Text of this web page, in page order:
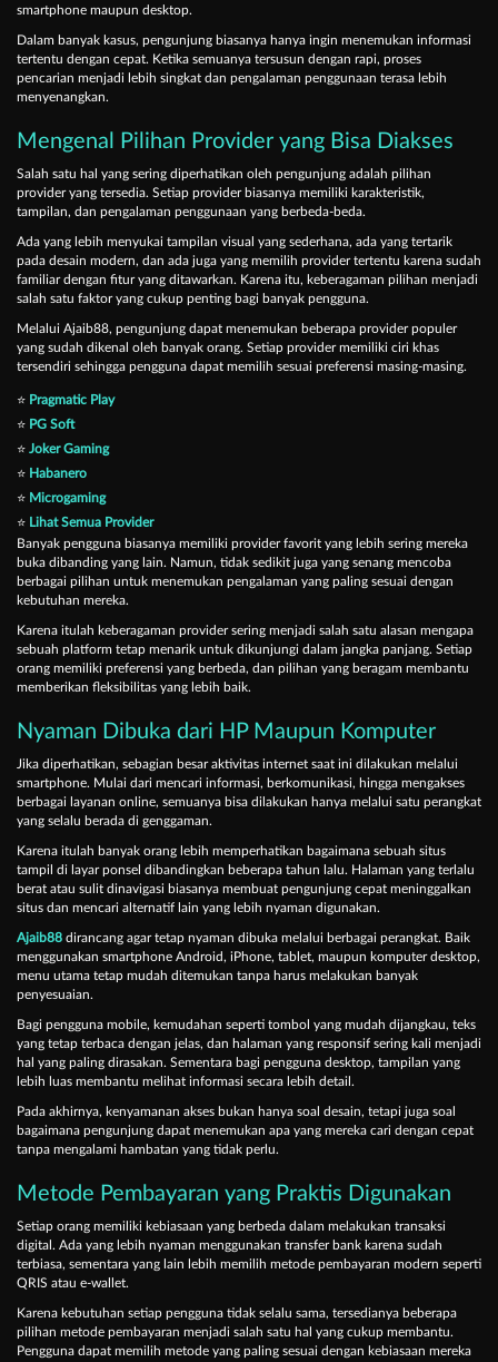
smartphone maupun desktop.
Dalam banyak kasus, pengunjung biasanya hanya ingin menemukan informasi
tertentu dengan cepat. Ketika semuanya tersusun dengan rapi, proses
pencarian menjadi lebih singkat dan pengalaman penggunaan terasa lebih
menyenangkan.
Mengenal Pilihan Provider yang Bisa Diakses
Salah satu hal yang sering diperhatikan oleh pengunjung adalah pilihan
provider yang tersedia. Setiap provider biasanya memiliki karakteristik,
tampilan, dan pengalaman penggunaan yang berbeda-beda.
Ada yang lebih menyukai tampilan visual yang sederhana, ada yang tertarik
pada desain modern, dan ada juga yang memilih provider tertentu karena sudah
familiar dengan fitur yang ditawarkan. Karena itu, keberagaman pilihan menjadi
salah satu faktor yang cukup penting bagi banyak pengguna.
Melalui Ajaib88, pengunjung dapat menemukan beberapa provider populer
yang sudah dikenal oleh banyak orang. Setiap provider memiliki ciri khas
tersendiri sehingga pengguna dapat memilih sesuai preferensi masing-masing.
⭐ Pragmatic Play
⭐ PG Soft
⭐ Joker Gaming
⭐ Habanero
⭐ Microgaming
⭐ Lihat Semua Provider
Banyak pengguna biasanya memiliki provider favorit yang lebih sering mereka
buka dibanding yang lain. Namun, tidak sedikit juga yang senang mencoba
berbagai pilihan untuk menemukan pengalaman yang paling sesuai dengan
kebutuhan mereka.
Karena itulah keberagaman provider sering menjadi salah satu alasan mengapa
sebuah platform tetap menarik untuk dikunjungi dalam jangka panjang. Setiap
orang memiliki preferensi yang berbeda, dan pilihan yang beragam membantu
memberikan fleksibilitas yang lebih baik.
Nyaman Dibuka dari HP Maupun Komputer
Jika diperhatikan, sebagian besar aktivitas internet saat ini dilakukan melalui
smartphone. Mulai dari mencari informasi, berkomunikasi, hingga mengakses
berbagai layanan online, semuanya bisa dilakukan hanya melalui satu perangkat
yang selalu berada di genggaman.
Karena itulah banyak orang lebih memperhatikan bagaimana sebuah situs
tampil di layar ponsel dibandingkan beberapa tahun lalu. Halaman yang terlalu
berat atau sulit dinavigasi biasanya membuat pengunjung cepat meninggalkan
situs dan mencari alternatif lain yang lebih nyaman digunakan.
Ajaib88 dirancang agar tetap nyaman dibuka melalui berbagai perangkat. Baik
menggunakan smartphone Android, iPhone, tablet, maupun komputer desktop,
menu utama tetap mudah ditemukan tanpa harus melakukan banyak
penyesuaian.
Bagi pengguna mobile, kemudahan seperti tombol yang mudah dijangkau, teks
yang tetap terbaca dengan jelas, dan halaman yang responsif sering kali menjadi
hal yang paling dirasakan. Sementara bagi pengguna desktop, tampilan yang
lebih luas membantu melihat informasi secara lebih detail.
Pada akhirnya, kenyamanan akses bukan hanya soal desain, tetapi juga soal
bagaimana pengunjung dapat menemukan apa yang mereka cari dengan cepat
tanpa mengalami hambatan yang tidak perlu.
Metode Pembayaran yang Praktis Digunakan
Setiap orang memiliki kebiasaan yang berbeda dalam melakukan transaksi
digital. Ada yang lebih nyaman menggunakan transfer bank karena sudah
terbiasa, sementara yang lain lebih memilih metode pembayaran modern seperti
QRIS atau e-wallet.
Karena kebutuhan setiap pengguna tidak selalu sama, tersedianya beberapa
pilihan metode pembayaran menjadi salah satu hal yang cukup membantu.
Pengguna dapat memilih metode yang paling sesuai dengan kebiasaan mereka